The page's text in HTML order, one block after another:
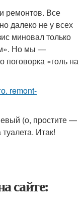
ремонтов. Все
далеко не у всех
миновал только
Но мы —
поговорка «голь на
(о, простите —
Итак!
сайте: